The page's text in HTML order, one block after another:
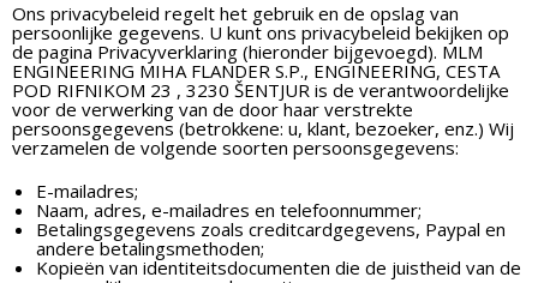
Ons privacybeleid regelt het gebruik en de opslag van
persoonlijke gegevens. U kunt ons privacybeleid bekijken op
de pagina Privacyverklaring (hieronder bijgevoegd). MLM
ENGINEERING MIHA FLANDER S.P., ENGINEERING, CESTA
POD RIFNIKOM 23 , 3230 ŠENTJUR is de verantwoordelijke
voor de verwerking van de door haar verstrekte
persoonsgegevens (betrokkene: u, klant, bezoeker, enz.) Wij
verzamelen de volgende soorten persoonsgegevens:
E-mailadres;
Naam, adres, e-mailadres en telefoonnummer;
Betalingsgegevens zoals creditcardgegevens, Paypal en
andere betalingsmethoden;
Kopieën van identiteitsdocumenten die de juistheid van de